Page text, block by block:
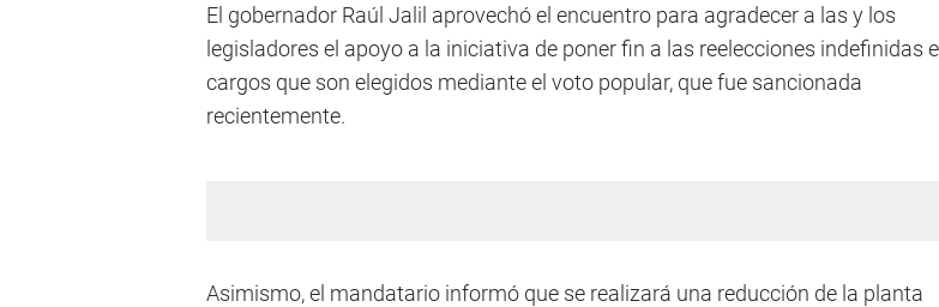
El gobernador Raúl Jalil aprovechó el encuentro para agradecer a las y los
legisladores el apoyo a la iniciativa de poner fin a las reelecciones indefinidas
cargos que son elegidos mediante el voto popular, que fue sancionada
recientemente.
Asimismo, el mandatario informó que se realizará una reducción de la planta